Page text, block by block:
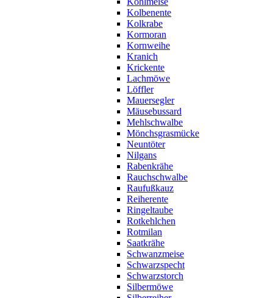
Kolbenente
Kolkrabe
Kormoran
Kornweihe
Kranich
Krickente
Lachmöwe
Löffler
Mauersegler
Mäusebussard
Mehlschwalbe
Mönchsgrasmücke
Neuntöter
Nilgans
Rabenkrähe
Rauchschwalbe
Raufußkauz
Reiherente
Ringeltaube
Rotkehlchen
Rotmilan
Saatkrähe
Schwanzmeise
Schwarzspecht
Schwarzstorch
Silbermöwe